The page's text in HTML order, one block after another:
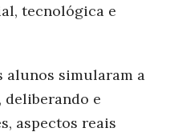
tecnológica e
alunos simularam a
deliberando e
aspectos reais